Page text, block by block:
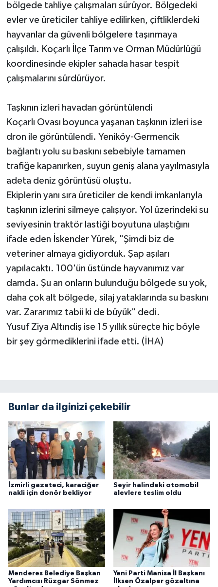
bölgede tahliye çalışmaları sürüyor. Bölgedeki
evler ve üreticiler tahliye edilirken, çiftliklerdeki
hayvanlar da güvenli bölgelere taşınmaya
çalışıldı. Koçarlı İlçe Tarım ve Orman Müdürlüğü
koordinesinde ekipler sahada hasar tespit
çalışmalarını sürdürüyor.
Taşkının izleri havadan görüntülendi
Koçarlı Ovası boyunca yaşanan taşkının izleri ise
dron ile görüntülendi. Yeniköy-Germencik
bağlantı yolu su baskını sebebiyle tamamen
trafiğe kapanırken, suyun geniş alana yayılmasıyla
adeta deniz görüntüsü oluştu.
Ekiplerin yanı sıra üreticiler de kendi imkanlarıyla
taşkının izlerini silmeye çalışıyor. Yol üzerindeki su
seviyesinin traktör lastiği boyutuna ulaştığını
ifade eden İskender Yürek, "Şimdi biz de
veteriner almaya gidiyorduk. Şap aşıları
yapılacaktı. 100'ün üstünde hayvanımız var
damda. Şu an onların bulunduğu bölgede su yok,
daha çok alt bölgede, silaj yataklarında su baskını
var. Zararımız tabii ki de büyük" dedi.
Yusuf Ziya Altındiş ise 15 yıllık süreçte hiç böyle
bir şey görmediklerini ifade etti. (İHA)
Bunlar da ilginizi çekebilir
İzmirli gazeteci, karaciğer
nakli için donör bekliyor
Seyir halindeki otomobil
alevlere teslim oldu
Menderes Belediye Başkan
Yardımcısı Rüzgar Sönmez
Yeni Parti Manisa İl Başkanı
İlksen Özalper gözaltına